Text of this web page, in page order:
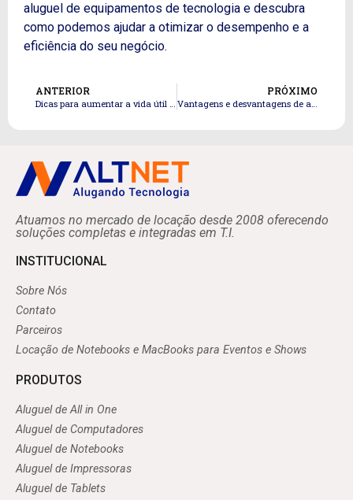
aluguel de equipamentos de tecnologia e descubra
como podemos ajudar a otimizar o desempenho e a
eficiência do seu negócio.
ANTERIOR PRÓXIMO
Atuamos no mercado de locação desde 2008 oferecendo
soluções completas e integradas em T.I.
INSTITUCIONAL
Sobre Nós
Contato
Parceiros
Locação de Notebooks e MacBooks para Eventos e Shows
PRODUTOS
Aluguel de All in One
Aluguel de Computadores
Aluguel de Notebooks
Aluguel de Impressoras
Aluguel de Tablets